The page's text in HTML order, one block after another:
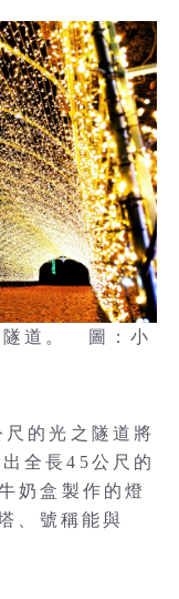
隧道。 圖：小
的光之隧道將
全長45公尺的
奶盒製作的燈
、號稱能與